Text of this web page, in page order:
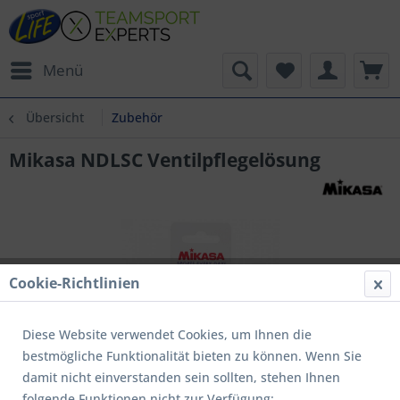
Menü
Übersicht Zubehör
Mikasa NDLSC Ventilpflegelösung
Cookie-Richtlinien
Diese Website verwendet Cookies, um Ihnen die
bestmögliche Funktionalität bieten zu können. Wenn Sie
damit nicht einverstanden sein sollten, stehen Ihnen